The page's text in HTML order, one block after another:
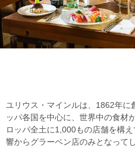
ユリウス・マインルは、1862年に
ッパ各国を中心に、世界中の食材
ロッパ全土に1,000もの店舗を構
響からグラーベン店のみとなって